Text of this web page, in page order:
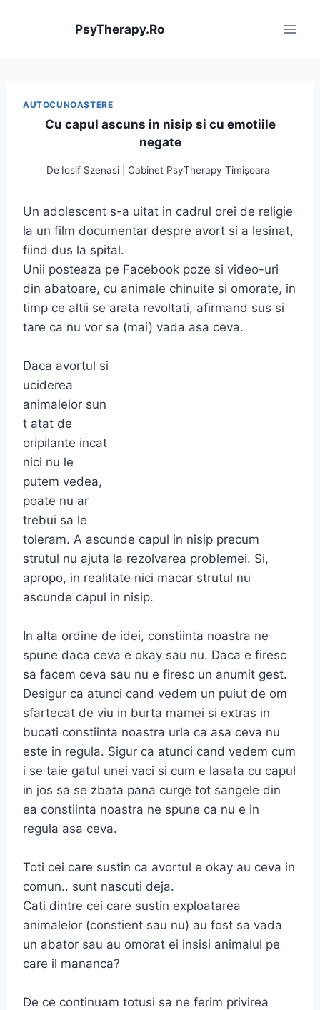
PsyTherapy.Ro
AUTOCUNOAŞTERE
Cu capul ascuns in nisip si cu emotiile
negate
De Iosif Szenasi | Cabinet PsyTherapy Timișoara
Un adolescent s-a uitat in cadrul orei de religie
la un film documentar despre avort si a lesinat,
fiind dus la spital.
Unii posteaza pe Facebook poze si video-uri
din abatoare, cu animale chinuite si omorate, in
timp ce altii se arata revoltati, afirmand sus si
tare ca nu vor sa (mai) vada asa ceva.
Daca avortul si
uciderea
animalelor sun
t atat de
oripilante incat
nici nu le
putem vedea,
poate nu ar
trebui sa le
toleram. A ascunde capul in nisip precum
strutul nu ajuta la rezolvarea problemei. Si,
apropo, in realitate nici macar strutul nu
ascunde capul in nisip.
In alta ordine de idei, constiinta noastra ne
spune daca ceva e okay sau nu. Daca e firesc
sa facem ceva sau nu e firesc un anumit gest.
Desigur ca atunci cand vedem un puiut de om
sfartecat de viu in burta mamei si extras in
bucati constiinta noastra urla ca asa ceva nu
este in regula. Sigur ca atunci cand vedem cum
i se taie gatul unei vaci si cum e lasata cu capul
in jos sa se zbata pana curge tot sangele din
ea constiinta noastra ne spune ca nu e in
regula asa ceva.
Toti cei care sustin ca avortul e okay au ceva in
comun.. sunt nascuti deja.
Cati dintre cei care sustin exploatarea
animalelor (constient sau nu) au fost sa vada
un abator sau au omorat ei insisi animalul pe
care il mananca?
De ce continuam totusi sa ne ferim privirea